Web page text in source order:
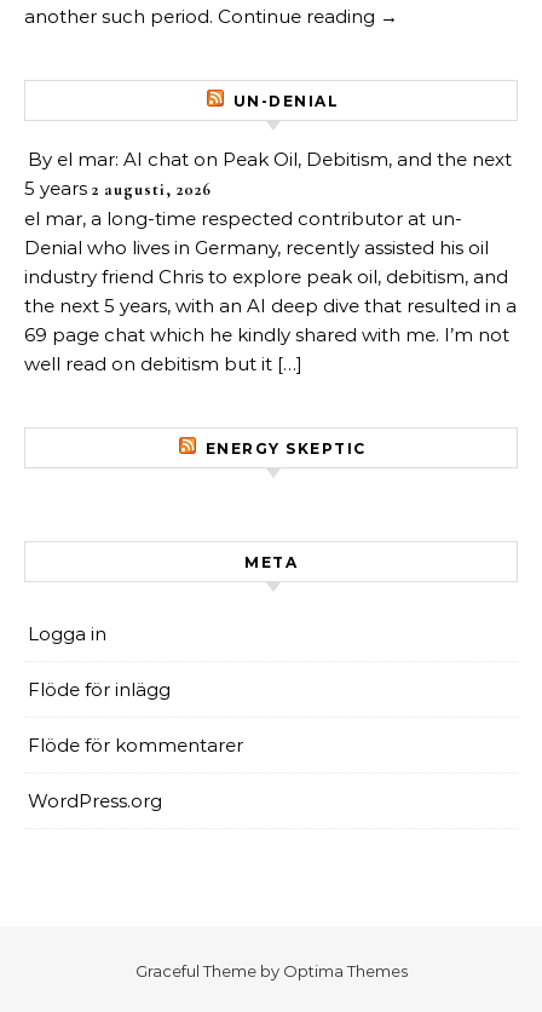
another such period. Continue reading →
UN-DENIAL
By el mar: AI chat on Peak Oil, Debitism, and the next
5 years 2 augusti, 2026
el mar, a long-time respected contributor at un-
Denial who lives in Germany, recently assisted his oil
industry friend Chris to explore peak oil, debitism, and
the next 5 years, with an AI deep dive that resulted in a
69 page chat which he kindly shared with me. I’m not
well read on debitism but it […]
ENERGY SKEPTIC
META
Logga in
Flöde för inlägg
Flöde för kommentarer
WordPress.org
Graceful Theme by Optima Themes